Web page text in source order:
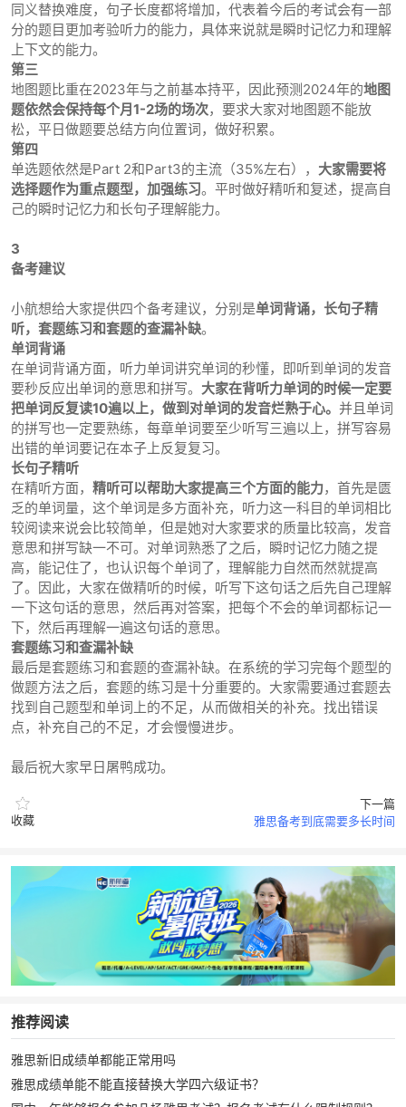
同义替换难度，句子长度都将增加，代表着今后的考试会有一部
分的题目更加考验听力的能力，具体来说就是瞬时记忆力和理解
上下文的能力。
第三
地图题比重在2023年与之前基本持平，因此预测2024年的地图
题依然会保持每个月1-2场的场次，要求大家对地图题不能放
松，平日做题要总结方向位置词，做好积累。
第四
单选题依然是Part 2和Part3的主流（35%左右）， 大家需要将
选择题作为重点题型，加强练习。平时做好精听和复述，提高自
己的瞬时记忆力和长句子理解能力。
3
备考建议
小航想给大家提供四个备考建议，分别是单词背诵，长句子精
听，套题练习和套题的查漏补缺。
单词背诵
在单词背诵方面，听力单词讲究单词的秒懂，即听到单词的发音
要秒反应出单词的意思和拼写。 大家在背听力单词的时候一定要
把单词反复读10遍以上，做到对单词的发音烂熟于心。 并且单词
的拼写也一定要熟练，每章单词要至少听写三遍以上，拼写容易
出错的单词要记在本子上反复复习。
长句子精听
在精听方面， 精听可以帮助大家提高三个方面的能力，首先是匮
乏的单词量，这个单词是多方面补充，听力这一科目的单词相比
较阅读来说会比较简单，但是她对大家要求的质量比较高，发音
意思和拼写缺一不可。对单词熟悉了之后，瞬时记忆力随之提
高，能记住了，也认识每个单词了，理解能力自然而然就提高
了。因此，大家在做精听的时候，听写下这句话之后先自己理解
一下这句话的意思，然后再对答案，把每个不会的单词都标记一
下，然后再理解一遍这句话的意思。
套题练习和查漏补缺
最后是套题练习和套题的查漏补缺。在系统的学习完每个题型的
做题方法之后，套题的练习是十分重要的。大家需要通过套题去
找到自己题型和单词上的不足，从而做相关的补充。找出错误
点，补充自己的不足，才会慢慢进步。
最后祝大家早日屠鸭成功。
收藏
下一篇
雅思备考到底需要多长时间
推荐阅读
雅思新旧成绩单都能正常用吗
雅思成绩单能不能直接替换大学四六级证书？